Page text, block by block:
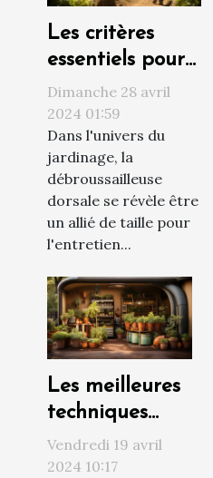
Les critères
essentiels pour
choisir la
meilleure
débroussailleuse
dorsale pour
votre jardin en
2024
Dimanche 28 avril
2024 01:59
Dans l'univers du
jardinage, la
débroussailleuse
dorsale se révèle être
un allié de taille pour
l'entretien...
Les meilleures
techniques
pour
maximiser la
Vendredi 19 avril
2024 10:17